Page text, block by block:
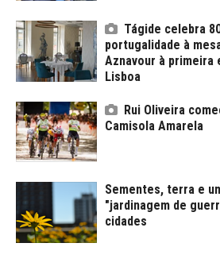
Tágide celebra
portugalidade à
Aznavour à
Lisboa
Rui Oliveira
Camisola Amarela
Sementes, terra e
"jardinagem de
cidades